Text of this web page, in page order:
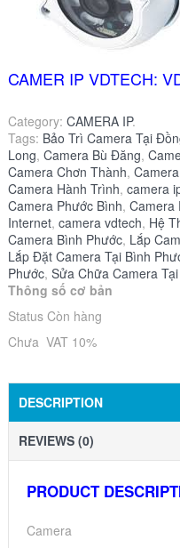
CAMER IP VDTECH:
Category: CAMERA IP.
Tags: Bảo Trì Camera Tại
Long, Camera Bù Đăng,
Camera Chơn Thành,
Camera Hành Trình, camera
Camera Phước Bình, Camera
Internet, camera vdtech, Hệ
Camera Bình Phước, Lắp
Lắp Đặt Camera Tại Bình
Phước, Sửa Chữa Camera
Thông số cơ bản
Status Còn hàng
Chưa VAT 10%
DESCRIPTION
REVIEWS (0)
PRODUCT
Camera